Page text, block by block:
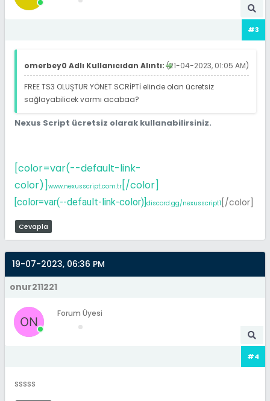
#3
(21-04-2023, 01:05 AM)
omerbey0 Adlı Kullanıcıdan Alıntı:
FREE TS3 OLUŞTUR YÖNET SCRİPTİ elinde olan ücretsiz
sağlayabilicek varmı acabaa?
Nexus Script ücretsiz olarak kullanabilirsiniz.
[color=var(--default-link-
color)] www.nexusscript.com.tr [/color]
[color=var(--default-link-color)]discord.gg/nexusscript1 [/color]
Cevapla
19-07-2023, 06:36 PM
onur211221
Forum Üyesi
#4
sssss